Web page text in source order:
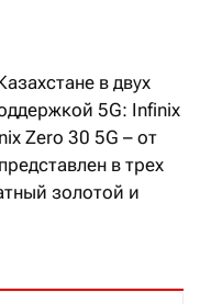
в двух
5G: Infinix
Zero 30 5G – от
в трех
золотой и